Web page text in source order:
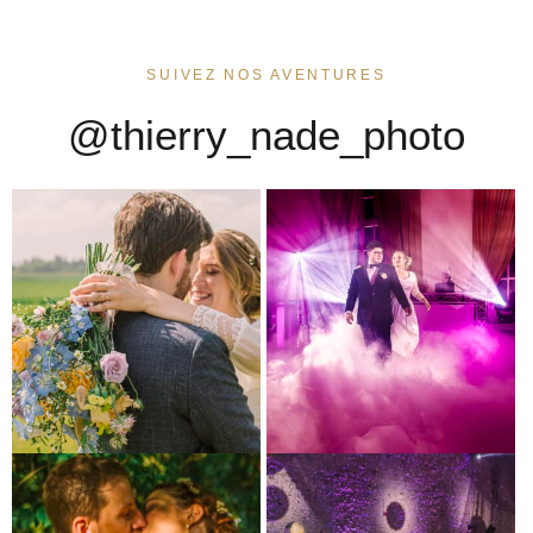
SUIVEZ NOS AVENTURES
@thierry_nade_photo